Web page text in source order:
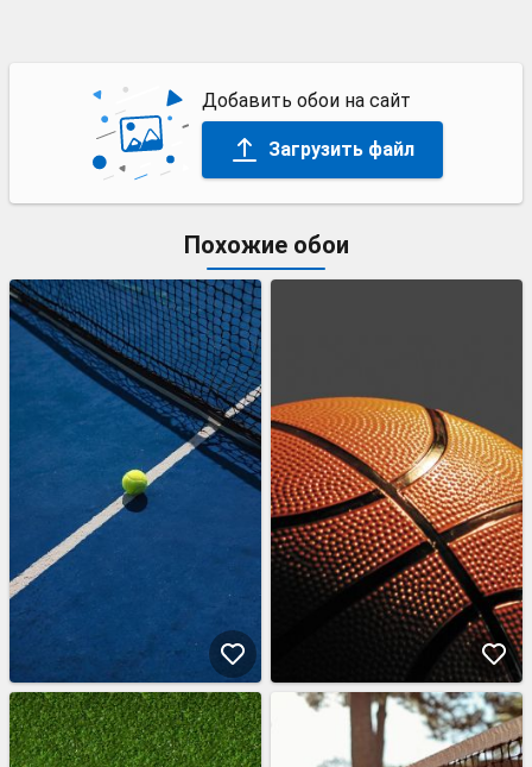
Добавить обои на сайт
Загрузить файл
Похожие обои